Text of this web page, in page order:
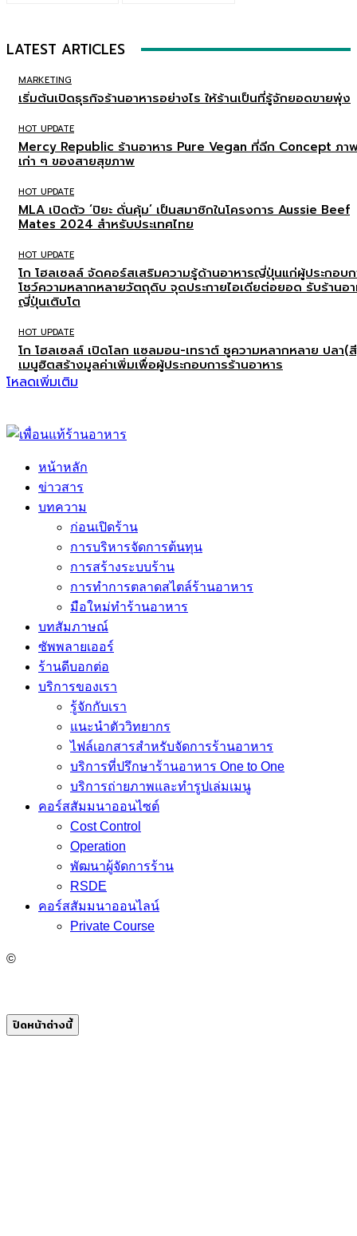
LATEST ARTICLES
MARKETING
เริ่มต้นเปิดธุรกิจร้านอาหารอย่างไร ให้ร้านเป็นที่รู้จักยอดขายพุ่ง
HOT UPDATE
Mercy Republic ร้านอาหาร Pure Vegan ที่ฉีก Concept ภา
เก่า ๆ ของสายสุขภาพ
HOT UPDATE
MLA เปิดตัว ‘ปิยะ ดั่นคุ้ม’ เป็นสมาชิกในโครงการ Aussie Beef
Mates 2024 สำหรับประเทศไทย
HOT UPDATE
โก โฮลเซลล์ จัดคอร์สเสริมความรู้ด้านอาหารญี่ปุ่นแก่ผู้ประกอบ
โชว์ความหลากหลายวัตถุดิบ จุดประกายไอเดียต่อยอด รับร้านอ
ญี่ปุ่นเติบโต
HOT UPDATE
โก โฮลเซลล์ เปิดโลก แซลมอน-เทราต์ ชูความหลากหลาย ปลา(
เมนูฮิตสร้างมูลค่าเพิ่มเพื่อผู้ประกอบการร้านอาหาร
โหลดเพิ่มเติม
หน้าหลัก
ข่าวสาร
บทความ
ก่อนเปิดร้าน
การบริหารจัดการต้นทุน
การสร้างระบบร้าน
การทำการตลาดสไตล์ร้านอาหาร
มือใหม่ทำร้านอาหาร
บทสัมภาษณ์
ซัพพลายเออร์
ร้านดีบอกต่อ
บริการของเรา
รู้จักกับเรา
แนะนำตัววิทยากร
ไฟล์เอกสารสำหรับจัดการร้านอาหาร
บริการที่ปรึกษาร้านอาหาร One to One
บริการถ่ายภาพและทำรูปเล่มเมนู
คอร์สสัมมนาออนไซต์
Cost Control
Operation
พัฒนาผู้จัดการร้าน
RSDE
คอร์สสัมมนาออนไลน์
Private Course
©
ปิดหน้าต่างนี้